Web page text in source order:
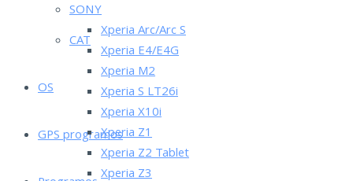
CAT
OS
GPS programos
SONY
Xperia Arc/Arc S
Xperia E4/E4G
Xperia M2
Xperia S LT26i
Xperia X10i
Xperia Z1
Xperia Z2 Tablet
Xperia Z3